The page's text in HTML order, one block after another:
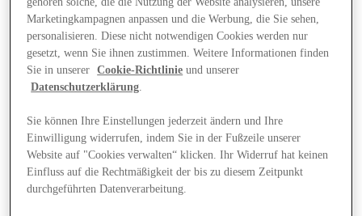
Plane Deinen Besuch
Marketingkampagnen anpassen und die Werbung, die Sie sehen,
personalisieren. Diese nicht notwendigen Cookies werden nur
gesetzt, wenn Sie ihnen zustimmen. Weitere Informationen finden
Sie in unserer
Cookie-Richtlinie und unserer
Datenschutzerklärung.
Sie können Ihre Einstellungen jederzeit ändern und Ihre
Einwilligung widerrufen, indem Sie in der Fußzeile unserer
Website auf "Cookies verwalten“ klicken. Ihr Widerruf hat keinen
Einfluss auf die Rechtmäßigkeit der bis zu diesem Zeitpunkt
durchgeführten Datenverarbeitung.